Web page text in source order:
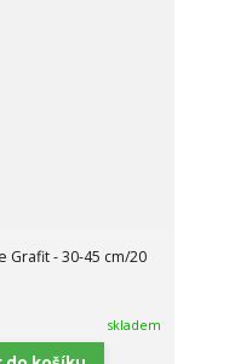
Grafit - 30-45 cm/20
skladem